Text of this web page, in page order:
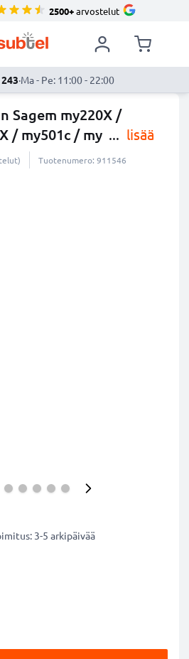
2500+arvostelut
·Ma - Pe: 11:00 - 22:00
Sagem my220X /
/ my501c / my ... lisää
Tuotenumero: 911546
3-5 arkipäivää